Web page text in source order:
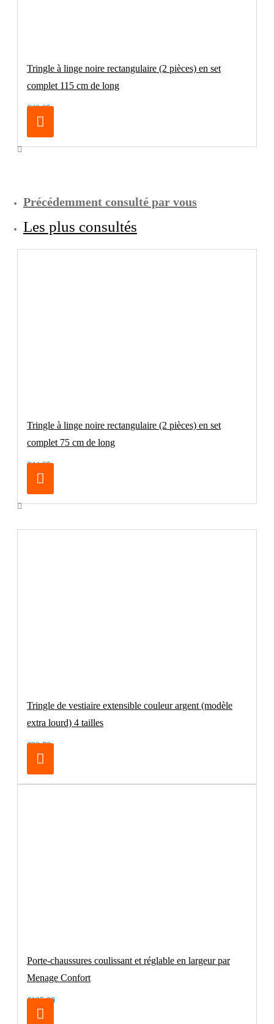
Tringle à linge noire rectangulaire (2 pièces) en set
complet 115 cm de long
€49.95
Précédemment consulté par vous
Les plus consultés
Tringle à linge noire rectangulaire (2 pièces) en set
complet 75 cm de long
€44.95
Tringle de vestiaire extensible couleur argent (modèle
extra lourd) 4 tailles
€32.70
Porte-chaussures coulissant et réglable en largeur par
Menage Confort
€105.00